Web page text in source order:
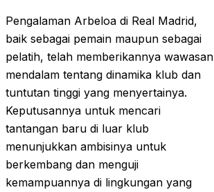
Pengalaman Arbeloa di Real Madrid,
baik sebagai pemain maupun sebagai
pelatih, telah memberikannya wawasan
mendalam tentang dinamika klub dan
tuntutan tinggi yang menyertainya.
Keputusannya untuk mencari
tantangan baru di luar klub
menunjukkan ambisinya untuk
berkembang dan menguji
kemampuannya di lingkungan yang